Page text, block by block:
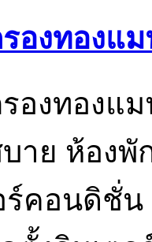
องทองแ
องทองแ
าย ห้อง
คอนดิชั่น